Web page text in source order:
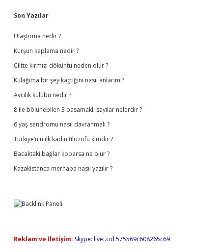
Sidebar
Son Yazılar
Ulaştırma nedir ?
Kurşun kaplama nedir ?
Ciltte kırmızı döküntü neden olur ?
Kulağıma bir şey kaçtığını nasıl anlarım ?
Avcılık kulübü nedir ?
8 ile bölünebilen 3 basamaklı sayılar nelerdir ?
6 yaş sendromu nasıl davranmalı ?
Türkiye’nin ilk kadın filozofu kimdir ?
Bacaktaki bağlar koparsa ne olur ?
Kazakistanca merhaba nasıl yazılır ?
Reklam ve İletişim: Skype: live:.cid.575569c608265c69